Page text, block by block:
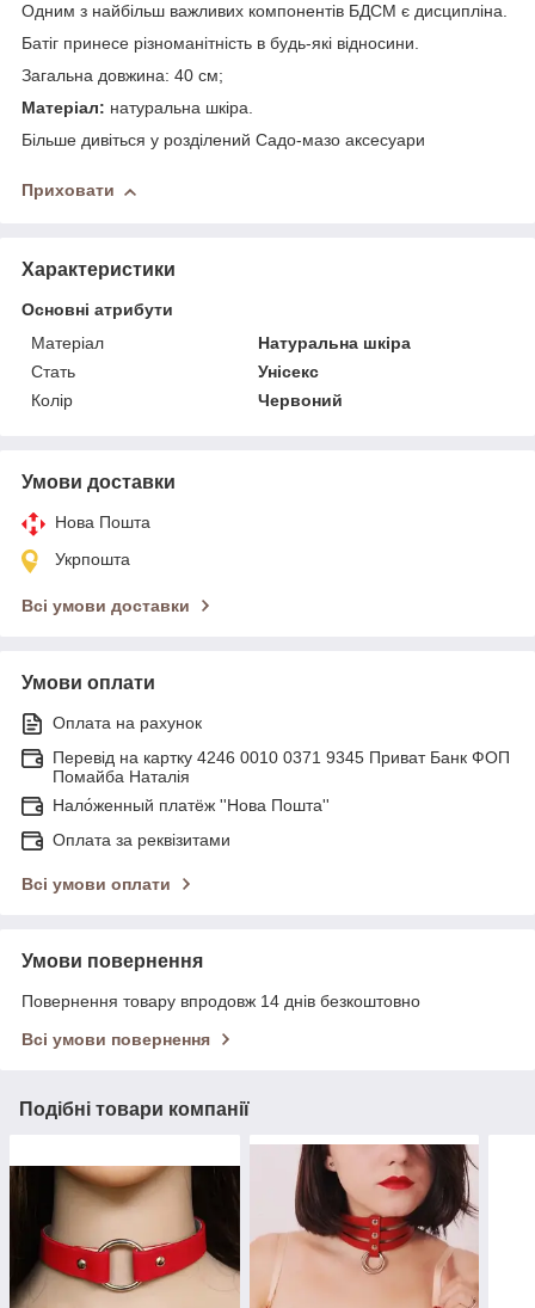
Одним з найбільш важливих компонентів БДСМ є дисципліна.
Батіг принесе різноманітність в будь-які відносини.
Загальна довжина: 40 см;
Матеріал: натуральна шкіра.
Більше дивіться у розділений Садо-мазо аксесуари
Приховати
Характеристики
Основні атрибути
Матеріал
Натуральна шкіра
Стать
Унісекс
Колір
Червоний
Умови доставки
Нова Пошта
Укрпошта
Всі умови доставки
Умови оплати
Оплата на рахунок
Перевід на картку 4246 0010 0371 9345 Приват Банк ФОП
Помайба Наталія
Нало́женный платёж ''Нова Пошта''
Оплата за реквізитами
Всі умови оплати
Умови повернення
Повернення товару впродовж 14 днів безкоштовно
Всі умови повернення
Подібні товари компанії